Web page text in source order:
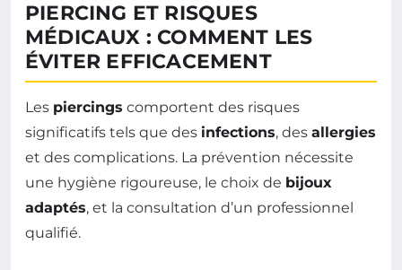
PIERCING ET RISQUES
MÉDICAUX : COMMENT LES
ÉVITER EFFICACEMENT
Les piercings comportent des risques
significatifs tels que des infections, des allergies
et des complications. La prévention nécessite
une hygiène rigoureuse, le choix de bijoux
adaptés, et la consultation d’un professionnel
qualifié.